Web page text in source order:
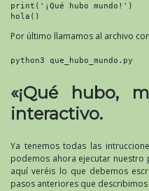
print('¡Qué hubo mundo!')
hola()
Por último llamamos al archivo
«¡Qué hubo,
interactivo.
Ya tenemos todas las
podemos ahora ejecutar
aquí veréis lo que debemos
pasos anteriores que describimos